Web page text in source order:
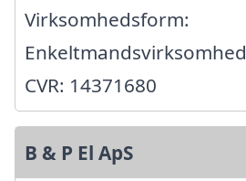
Virksomhedsform:
Enkeltmandsvirksomhed
CVR: 14371680
B & P El ApS